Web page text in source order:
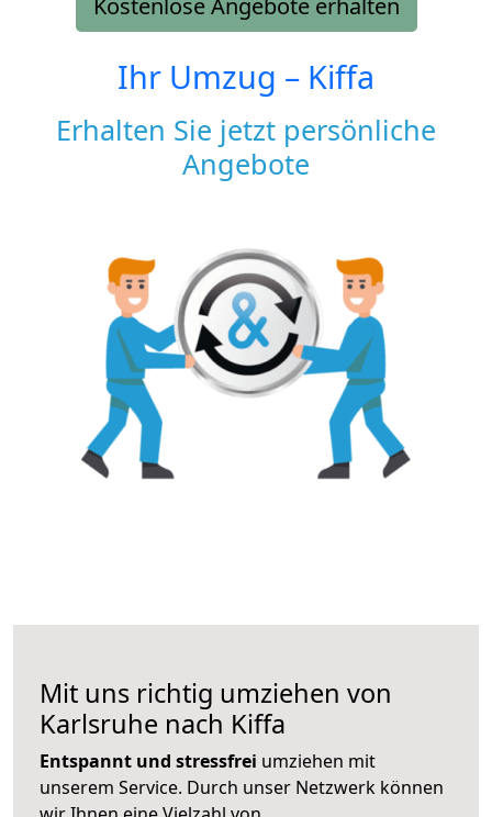
Ihr Umzug – Kiffa
Erhalten Sie jetzt persönliche
Angebote
Mit uns richtig umziehen von
Karlsruhe nach Kiffa
Entspannt und stressfrei umziehen mit
unserem Service. Durch unser Netzwerk können